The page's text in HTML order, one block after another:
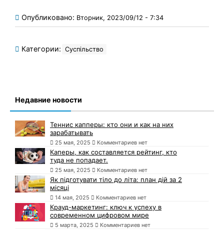
Опубликовано: Вторник, 2023/09/12 - 7:34
Категории: Суспільство
Недавние новости
Теннис капперы: кто они и как на них
зарабатывать
25 мая, 2025 Комментариев нет
Каперы, как составляется рейтинг, кто
туда не попадает.
25 мая, 2025 Комментариев нет
Як підготувати тіло до літа: план дій за 2
місяці
14 мая, 2025 Комментариев нет
Крауд-маркетинг: ключ к успеху в
современном цифровом мире
5 марта, 2025 Комментариев нет